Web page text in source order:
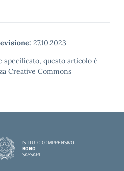
27.10.2023
specificato, questo articolo è
Creative Commons
ISTITUTO COMPRENSIVO
BONO
SASSARI